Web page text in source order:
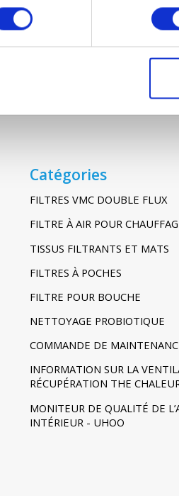
Catégories
FILTRES VMC DOUBLE FLUX
FILTRE À AIR POUR
TISSUS FILTRANTS ET MATS
FILTRES À POCHES
FILTRE POUR BOUCHE
NETTOYAGE PROBIOTIQUE
COMMANDE DE
INFORMATION SUR LA
RÉCUPÉRATION THE
MONITEUR DE QUALITÉ DE
INTÉRIEUR - UHOO